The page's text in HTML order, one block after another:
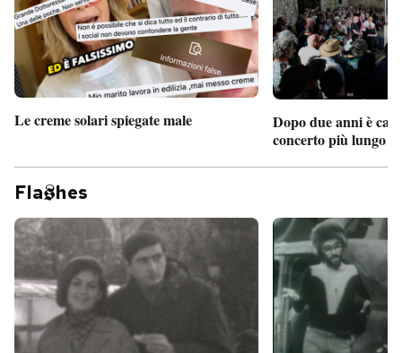
Le creme solari spiegate male
Dopo due anni è
concerto più lungo
Fla hes